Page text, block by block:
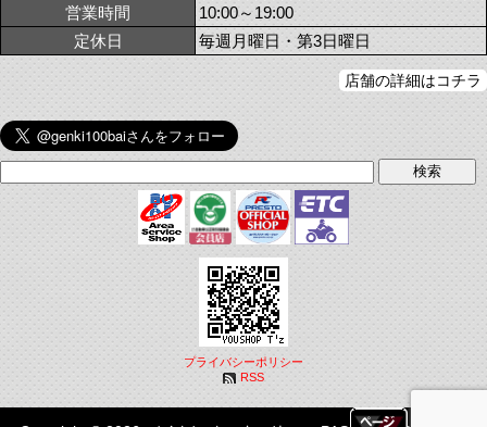
営業時間
10:00～19:00
定休日
毎週月曜日・第3日曜日
店舗の詳細はコチラ
プライバシーポリシー
RSS